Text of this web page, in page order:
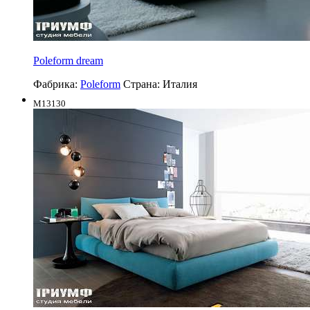
Poleform dream
Фабрика: Poleform Страна: Италия
M13130